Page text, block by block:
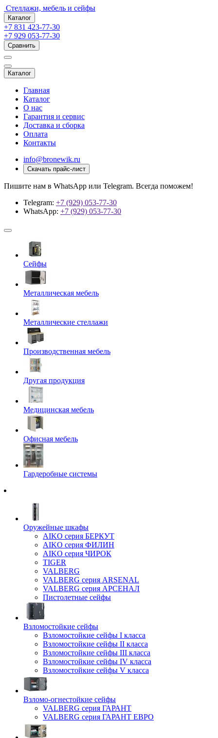
Стеллажи, мебель и сейфы
Каталог
+7 831 423-77-30
+7 929 053-77-30
Сравнить
Каталог
Главная
Каталог
О нас
Гарантия и сервис
Доставка и сборка
Оплата
Контакты
info@bronewik.ru
Скачать прайс-лист
Пишите нам в WhatsApp или Telegram. Всегда поможем!
Telegram: +7 (929) 053-77-30
WhatsApp: +7 (929) 053-77-30
Сейфы
Металлическая мебель
Металлические стеллажи
Производственная мебель
Другая продукция
Медицинская мебель
Офисная мебель
Гардеробные системы
Оружейные шкафы
AIKO серия БЕРКУТ
AIKO серия ФИЛИН
AIKO серия ЧИРОК
TIGER
VALBERG
VALBERG серия ARSENAL
VALBERG серия АРСЕНАЛ
Пистолетные сейфы
Взломостойкие сейфы
Взломостойкие сейфы I класса
Взломостойкие сейфы II класса
Взломостойкие сейфы III класса
Взломостойкие сейфы IV класса
Взломостойкие сейфы V класса
Взломо-огнестойкие сейфы
VALBERG серия ГАРАНТ
VALBERG серия ГАРАНТ ЕВРО